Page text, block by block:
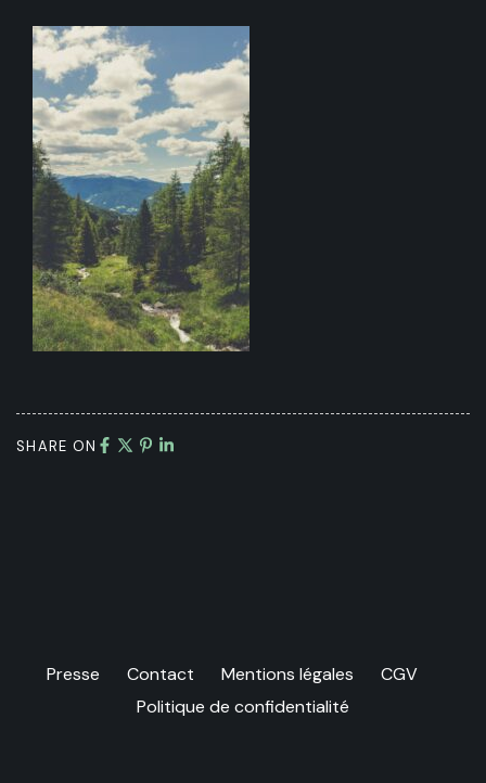
SHARE ON
Presse Contact Mentions légales
CGV
Politique de confidentialité